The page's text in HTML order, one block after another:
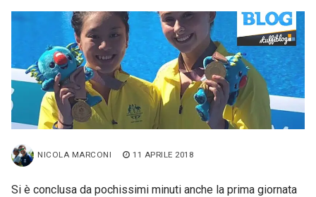
NICOLA MARCONI 11 APRILE 2018
Si è conclusa da pochissimi minuti anche la prima giornata